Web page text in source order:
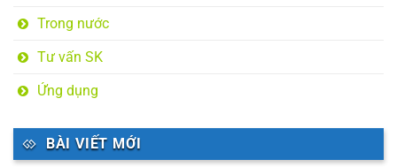
Trong nước
Tư vấn SK
Ứng dụng
BÀI VIẾT MỚI